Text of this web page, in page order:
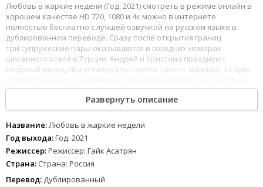
Любовь в жаркие недели (Год: 2021) смотреть в режиме онлайн в
хорошем качестве HD 720, 1080 и 4к можно в интернете
полностью бесплатно с лучшей озвучкой на русском языке в
дублированном переводе. Сразу после открытия границ
три супружеские пары оказываются в соседних номерах
шикарного отеля в Турции. Андрей и Кристина празднуют
медовый месяц, Ира и Валера пытаются зачать малыша, а Гарик
приносит немало проблем. В эти жаркие дни героев настигают
неожиданные приключения, семейные неурядицы
и неподдельное счастье.
1 234 5 6 7 8
Развернуть описание
Название:Любовь в жаркие недели
Год выхода:Год: 2021
Режиссер:Режиссер: Гайк Асатрян
Страна: Страна: Россия
Перевод: Дублированный